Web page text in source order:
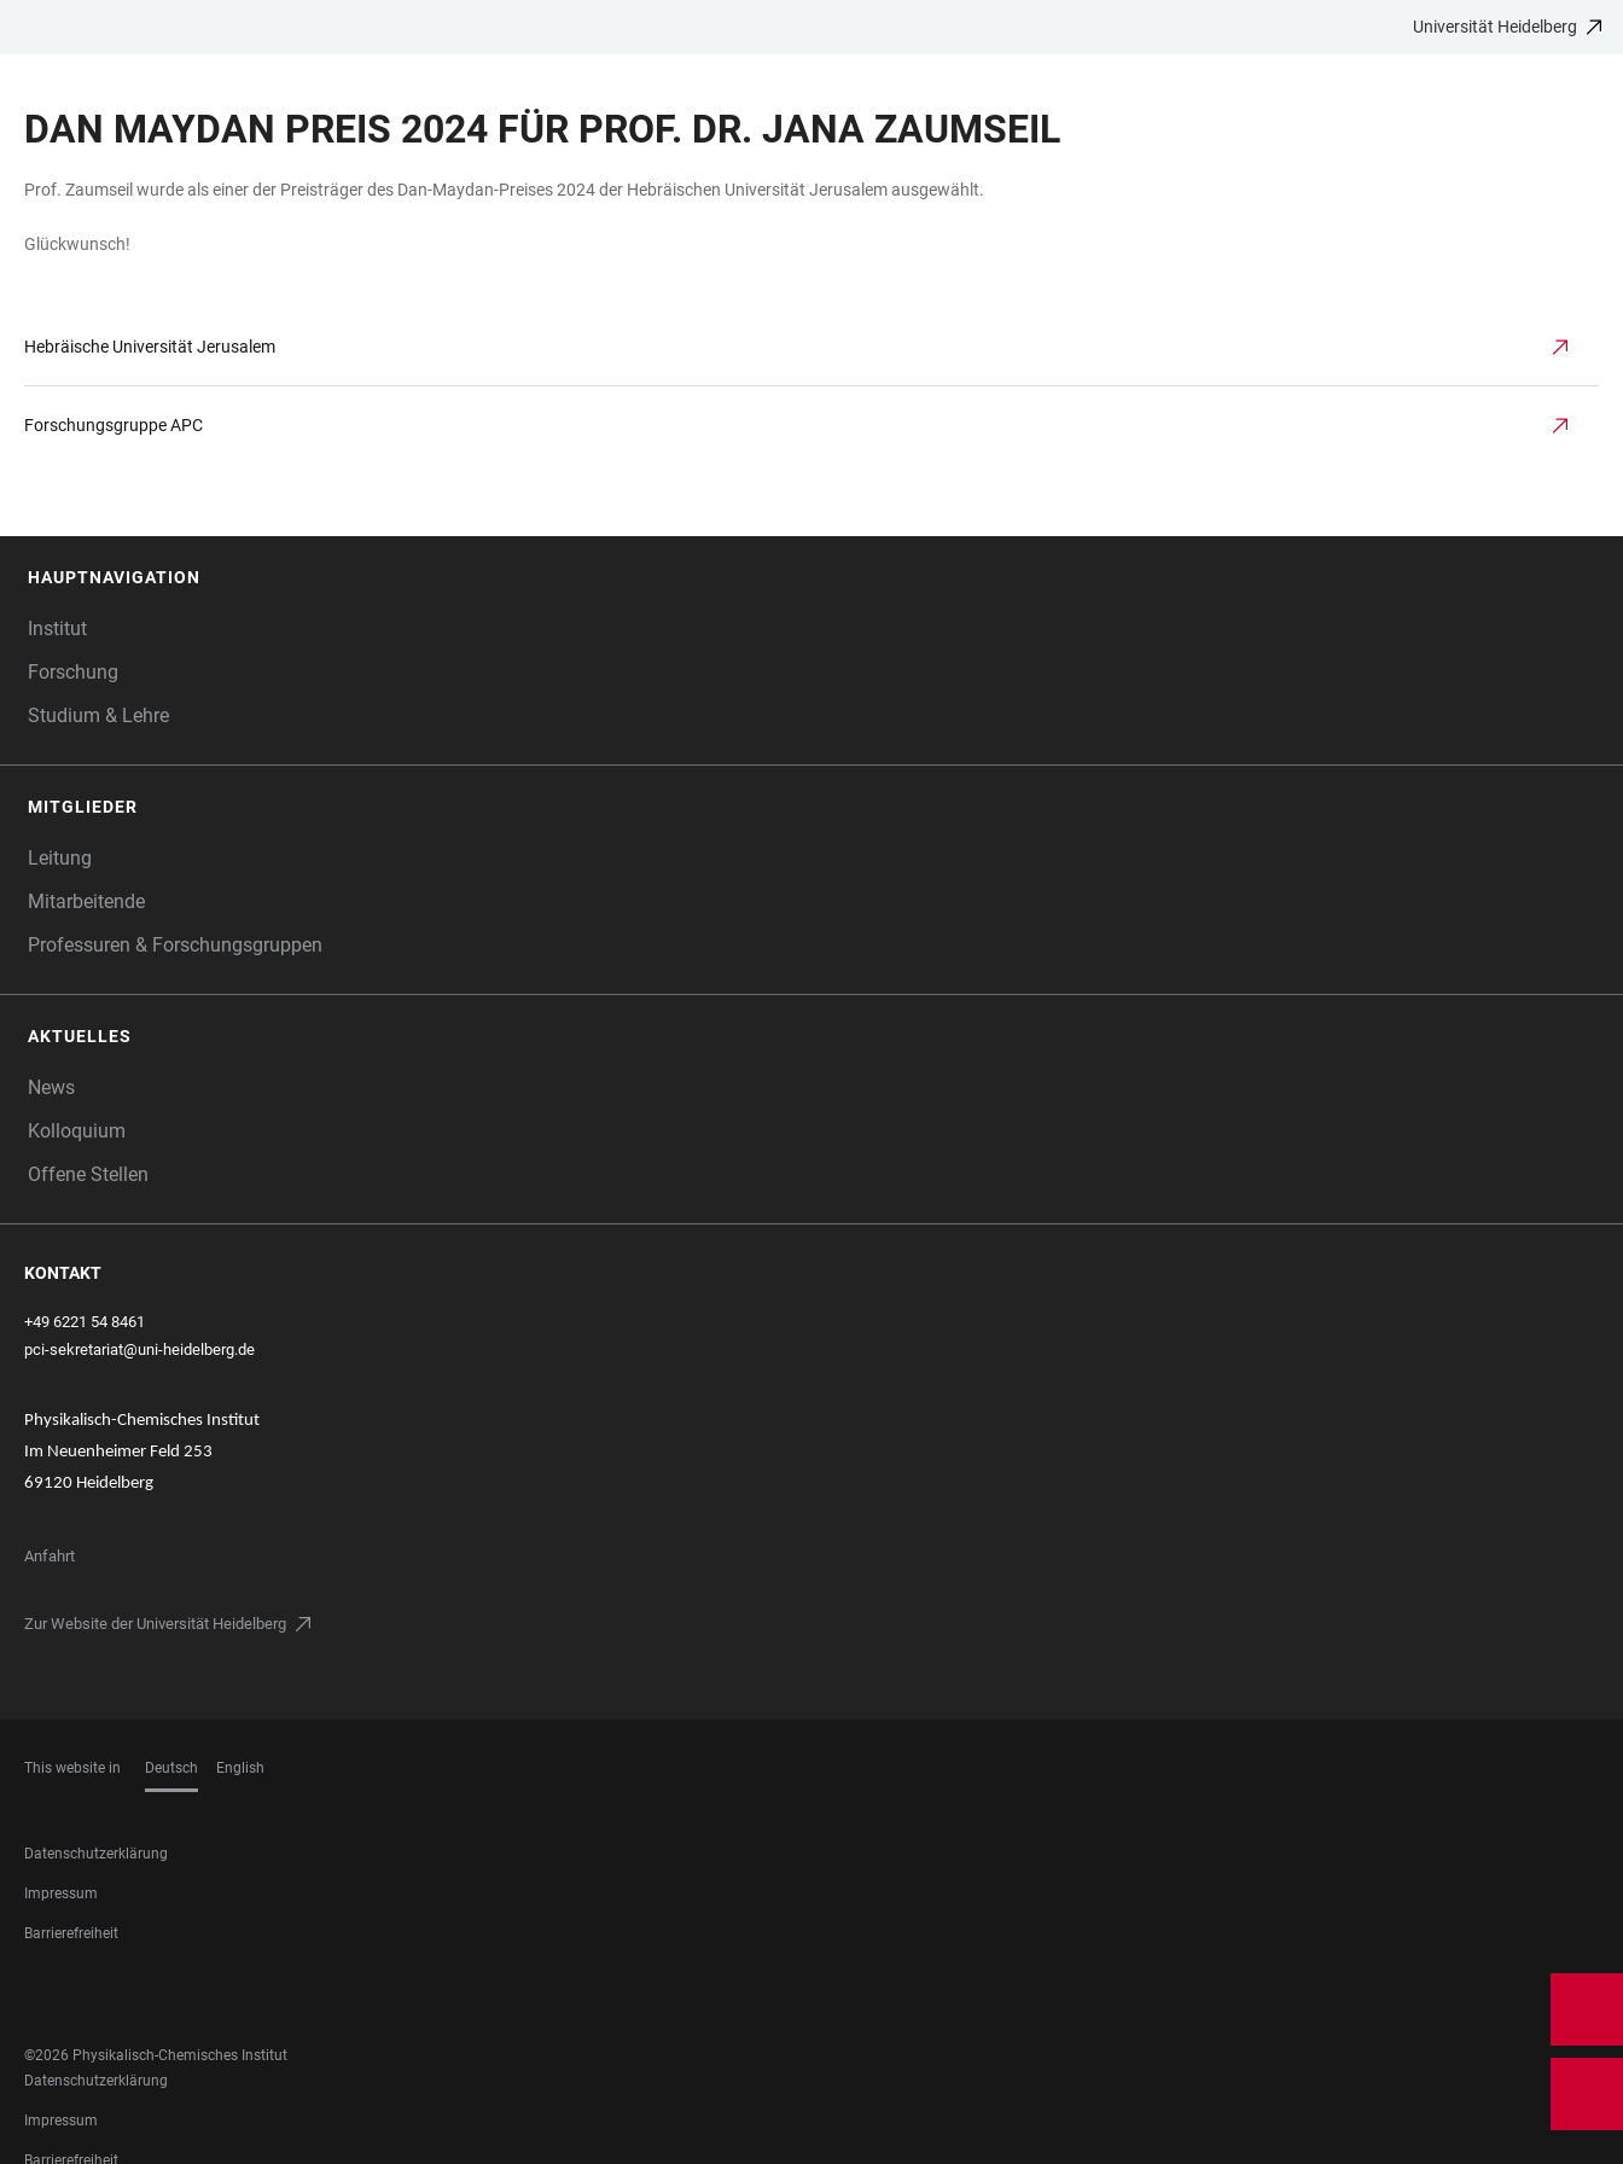
BARRIEREFREIHEIT
Universität Heidelberg
DAN MAYDAN PREIS 2024 FÜR PROF. DR. JANA ZAUMSEIL
Prof. Zaumseil wurde als einer der Preisträger des Dan-Maydan-Preises 2024 der Hebräischen Universität Jerusalem ausgewählt.
Glückwunsch!
Hebräische Universität Jerusalem
Forschungsgruppe APC
HAUPTNAVIGATION
Institut
Forschung
Studium & Lehre
MITGLIEDER
Leitung
Mitarbeitende
Professuren & Forschungsgruppen
AKTUELLES
News
Kolloquium
Offene Stellen
KONTAKT
+49 6221 54 8461
pci-sekretariat@uni-heidelberg.de
Physikalisch-Chemisches Institut
Im Neuenheimer Feld 253
69120 Heidelberg
Anfahrt
Zur Website der Universität Heidelberg
This website in Deutsch English
FOOTER
LEGAL
Datenschutzerklärung
Impressum
Barrierefreiheit
MEDIA
©2026 Physikalisch-Chemisches Institut
FOOTER
LEGAL
Datenschutzerklärung
Impressum
Barrierefreiheit